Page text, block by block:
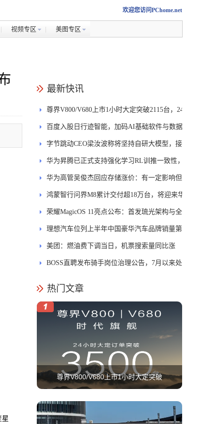
欢迎您访问PChome.net
视频专区 美图专区
星
最新快讯
尊界V800/V680上市1小时大定突破2115台，24
小时大定超3500台
百度入股日行迹智能，加码AI基础软件与数据
服务布局
字节跳动CEO梁汝波称将坚持自研大模型，接
受短期落后
华为昇腾已正式支持强化学习RL训推一致性，
测试实现Logdiff为0
华为高管吴俊杰回应存储涨价：有一定影响但
供应有保障
鸿蒙智行问界M8累计交付超18万台，将迎来华
为鸿蒙座舱升级
荣耀MagicOS 11亮点公布：首发琉光架构与全
新蜂鸟架构
理想汽车位列上半年中国豪华汽车品牌销量第
一，小米高管送上祝贺
美团：燃油费下调当日，机票搜索量同比涨
42%，京沪航线最热
BOSS直聘发布骑手岗位治理公告，7月以来处
热门文章
尊界V800/V680上市1小时大定突破
2115台，24小时大定超3500台